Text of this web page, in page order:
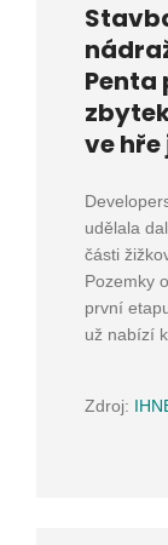
Penta
ve
udělala
části
Pozemky
první
už nabízí
Zdroj: